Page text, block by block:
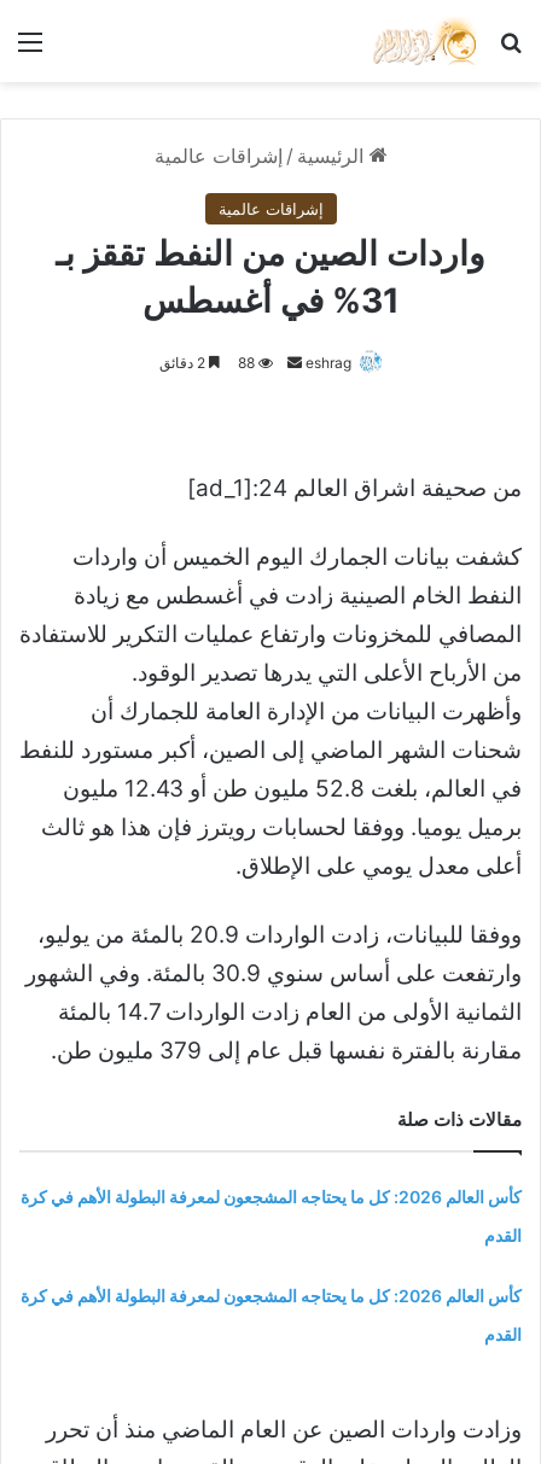
بحث عن
الرئيسية / إشراقات عالمية
إشراقات عالمية
واردات الصين من النفط تققز بـ
31% في أغسطس
eshrag
أرسل88 2 دقائق
من صحيفة اشراق العالم 24:[ad_1]
كشفت بيانات الجمارك اليوم الخميس أن واردات
النفط الخام الصينية زادت في أغسطس مع زيادة
المصافي للمخزونات وارتفاع عمليات التكرير للاستفادة
من الأرباح الأعلى التي يدرها تصدير الوقود.
وأظهرت البيانات من الإدارة العامة للجمارك أن
شحنات الشهر الماضي إلى الصين، أكبر مستورد للنفط
في العالم، بلغت 52.8 مليون طن أو 12.43 مليون
برميل يوميا. ووفقا لحسابات رويترز فإن هذا هو ثالث
أعلى معدل يومي على الإطلاق.
ووفقا للبيانات، زادت الواردات 20.9 بالمئة من يوليو،
وارتفعت على أساس سنوي 30.9 بالمئة. وفي الشهور
الثمانية الأولى من العام زادت الواردات 14.7 بالمئة
مقارنة بالفترة نفسها قبل عام إلى 379 مليون طن.
مقالات ذات صلة
كأس العالم 2026: كل ما يحتاجه المشجعون لمعرفة البطولة الأهم في كرة
القدم
كأس العالم 2026: كل ما يحتاجه المشجعون لمعرفة البطولة الأهم في كرة
القدم
وزادت واردات الصين عن العام الماضي منذ أن تحرر